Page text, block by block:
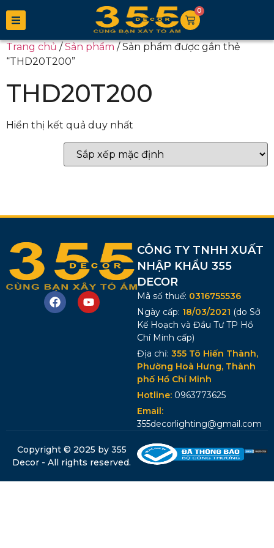
0
Trang chủ/Sản phẩm/ Sản phẩm được gắn thẻ
“THD20T200”
THD20T200
Hiển thị kết quả duy nhất
CÔNG TY TNHH XUẤT
NHẬP KHẨU 355
DECOR
Mã số thuế: 0316755536
Ngày cấp: 18/03/2021 (do Sở
Kế Hoạch và Đầu Tư TP Hồ
Chí Minh cấp)
Địa chỉ: 355 Tô Hiến Thành,
Phường Hoà Hưng, Thành
phố Hồ Chí Minh
Hotline: 0963773625
Email:
355decorlighting@gmail.com
Copyright © 2025 by 355
Decor - All rights reserved.